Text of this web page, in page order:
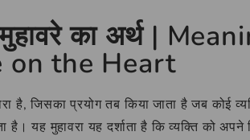
का अर्थ |
on the Heart
है, जिसका प्रयोग तब किया जाता है जब कोई
है। यह मुहावरा यह दर्शाता है कि व्यक्ति को अपने